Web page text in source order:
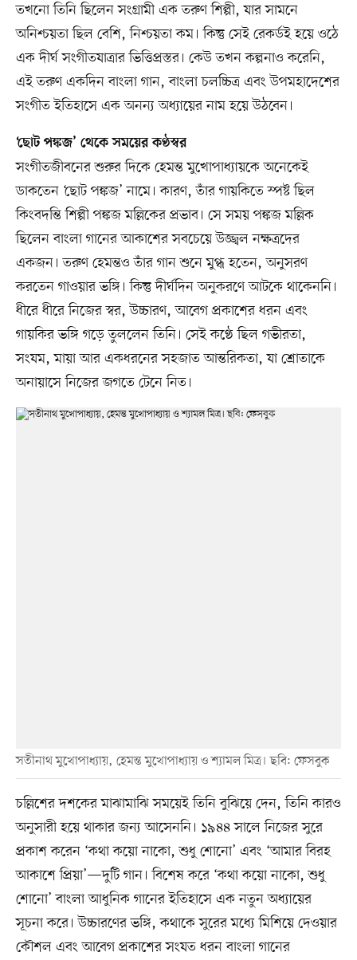
তখনো তিনি ছিলেন সংগ্রামী এক তরুণ শিল্পী, যার সামনে
অনিশ্চয়তা ছিল বেশি, নিশ্চয়তা কম। কিন্তু সেই রেকর্ডই হয়ে ওঠে
এক দীর্ঘ সংগীতযাত্রার ভিত্তিপ্রস্তর। কেউ তখন কল্পনাও করেনি,
এই তরুণ একদিন বাংলা গান, বাংলা চলচ্চিত্র এবং উপমহাদেশের
সংগীত ইতিহাসে এক অনন্য অধ্যায়ের নাম হয়ে উঠবেন।
‘ছোট পঙ্কজ’ থেকে সময়ের কণ্ঠস্বর
সংগীতজীবনের শুরুর দিকে হেমন্ত মুখোপাধ্যায়কে অনেকেই
ডাকতেন ‘ছোট পঙ্কজ’ নামে। কারণ, তাঁর গায়কিতে স্পষ্ট ছিল
কিংবদন্তি শিল্পী পঙ্কজ মল্লিকের প্রভাব। সে সময় পঙ্কজ মল্লিক
ছিলেন বাংলা গানের আকাশের সবচেয়ে উজ্জ্বল নক্ষত্রদের
একজন। তরুণ হেমন্তও তাঁর গান শুনে মুগ্ধ হতেন, অনুসরণ
করতেন গাওয়ার ভঙ্গি। কিন্তু দীর্ঘদিন অনুকরণে আটকে থাকেননি।
ধীরে ধীরে নিজের স্বর, উচ্চারণ, আবেগ প্রকাশের ধরন এবং
গায়কির ভঙ্গি গড়ে তুললেন তিনি। সেই কণ্ঠে ছিল গভীরতা,
সংযম, মায়া আর একধরনের সহজাত আন্তরিকতা, যা শ্রোতাকে
অনায়াসে নিজের জগতে টেনে নিত।
সতীনাথ মুখোপাধ্যায়, হেমন্ত মুখোপাধ্যায় ও শ্যামল মিত্র। ছবি: ফেসবুক
চল্লিশের দশকের মাঝামাঝি সময়েই তিনি বুঝিয়ে দেন, তিনি কারও
অনুসারী হয়ে থাকার জন্য আসেননি। ১৯৪৪ সালে নিজের সুরে
প্রকাশ করেন ‘কথা কয়ো নাকো, শুধু শোনো’ এবং ‘আমার বিরহ
আকাশে প্রিয়া’—দুটি গান। বিশেষ করে ‘কথা কয়ো নাকো, শুধু
শোনো’ বাংলা আধুনিক গানের ইতিহাসে এক নতুন অধ্যায়ের
সূচনা করে। উচ্চারণের ভঙ্গি, কথাকে সুরের মধ্যে মিশিয়ে দেওয়ার
কৌশল এবং আবেগ প্রকাশের সংযত ধরন বাংলা গানের